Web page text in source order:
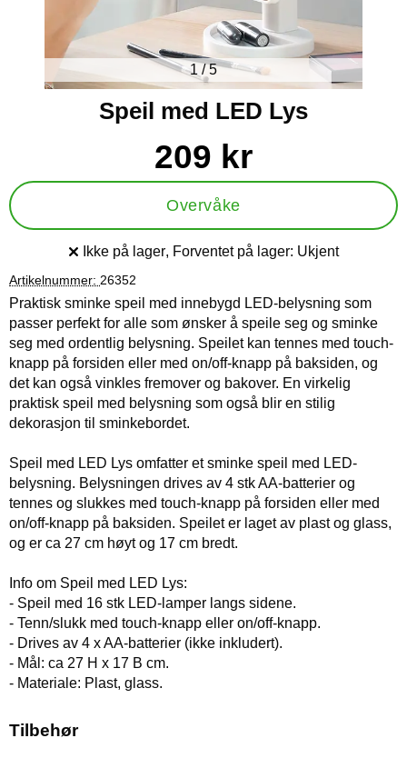
1 /5
Speil med LED Lys
Handle dette produktet, Speil med LED Lys
pris
209 kr
Overvåke
Produkttilgjengelighet:
Ikke på lager, Forventet på lager: Ukjent
Artikelnummer: 26352
Praktisk sminke speil med innebygd LED-belysning som
passer perfekt for alle som ønsker å speile seg og sminke
seg med ordentlig belysning. Speilet kan tennes med touch-
knapp på forsiden eller med on/off-knapp på baksiden, og
det kan også vinkles fremover og bakover. En virkelig
praktisk speil med belysning som også blir en stilig
dekorasjon til sminkebordet.
Speil med LED Lys omfatter et sminke speil med LED-
belysning. Belysningen drives av 4 stk AA-batterier og
tennes og slukkes med touch-knapp på forsiden eller med
on/off-knapp på baksiden. Speilet er laget av plast og glass,
og er ca 27 cm høyt og 17 cm bredt.
Info om Speil med LED Lys:
- Speil med 16 stk LED-lamper langs sidene.
- Tenn/slukk med touch-knapp eller on/off-knapp.
- Drives av 4 x AA-batterier (ikke inkludert).
- Mål: ca 27 H x 17 B cm.
- Materiale: Plast, glass.
Tilbehør